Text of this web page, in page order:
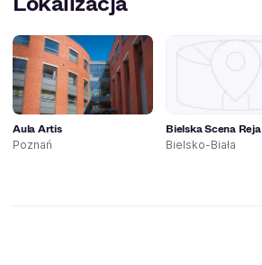
Aula Artis
Poznań
Bielska Scena Reja
Bielsko-Biała